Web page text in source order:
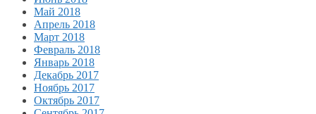
Май 2018
Апрель 2018
Март 2018
Февраль 2018
Январь 2018
Декабрь 2017
Ноябрь 2017
Октябрь 2017